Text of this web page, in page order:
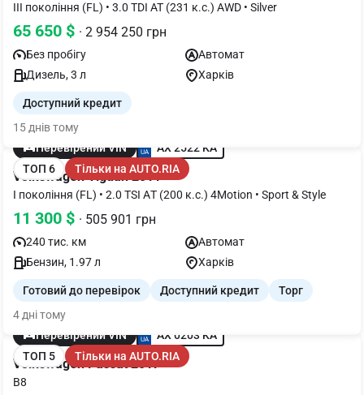
III покоління (FL) • 3.0 TDI AT (231 к.с.) AWD • Silver
65 650 $ · 2 954 250 грн
Без пробігу
Автомат
Дизель, 3 л
Харків
Доступний кредит
15 днів тому
Перевірений VIN
AX 2522 KA
ТОП 6
Тільки на AUTO.RIA
Volkswagen Tiguan 2011
I покоління (FL) • 2.0 TSI AТ (200 к.с.) 4Motion • Sport & Style
11 300 $ · 505 901 грн
240 тис. км
Автомат
Бензин, 1.97 л
Харків
Готовий до перевірок Доступний кредит
Торг
4 дні тому
Перевірений VIN
AX 0203 KA
ТОП 5
Тільки на AUTO.RIA
Volkswagen Passat 2017
B8